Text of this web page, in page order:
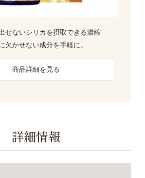
せないシリカを摂取できる濃縮
欠かせない成分を手軽に。
商品詳細を見る
詳細情報